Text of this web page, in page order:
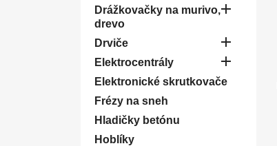
Drážkovačky na murivo,
drevo

Drviče 
Elektrocentrály 
Elektronické skrutkovače
Frézy na sneh
Hladičky betónu
Hoblíky